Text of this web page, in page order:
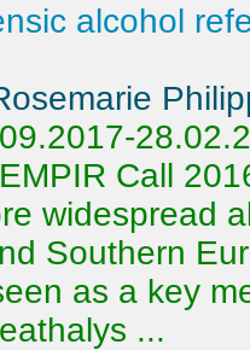
alcohol
Call
widespread
Southern
as a key
...